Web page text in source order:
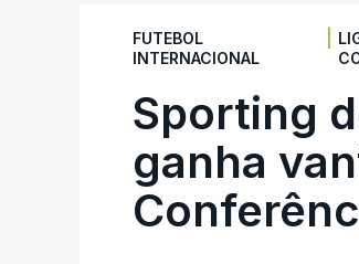
FUTEBOL
INTERNACIONAL
Sporting
ganha